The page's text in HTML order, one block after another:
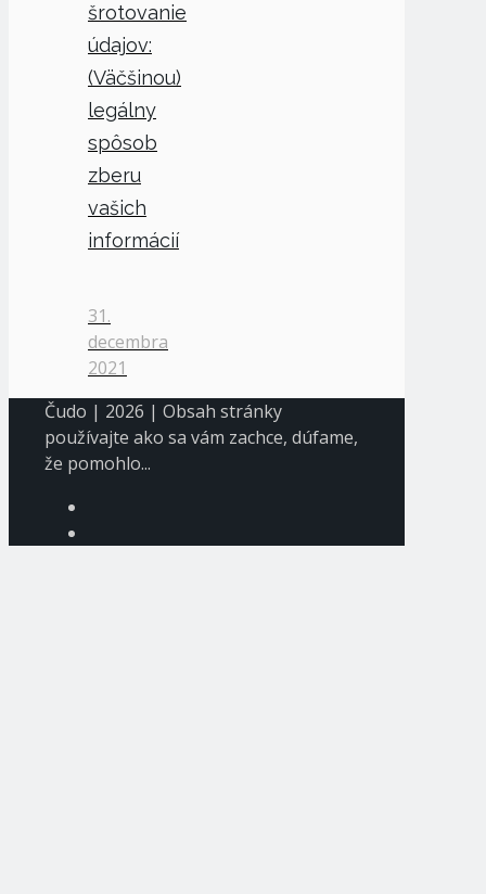
šrotovanie
údajov:
(Väčšinou)
legálny
spôsob
zberu
vašich
informácií
31.
decembra
2021
Čudo | 2026 | Obsah stránky
používajte ako sa vám zachce, dúfame,
že pomohlo...